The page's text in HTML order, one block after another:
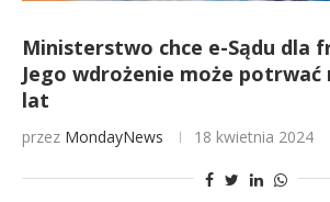
Ministerstwo chce e-Sądu dla
Jego wdrożenie może
lat
przez MondayNews 18 kwietnia 2024